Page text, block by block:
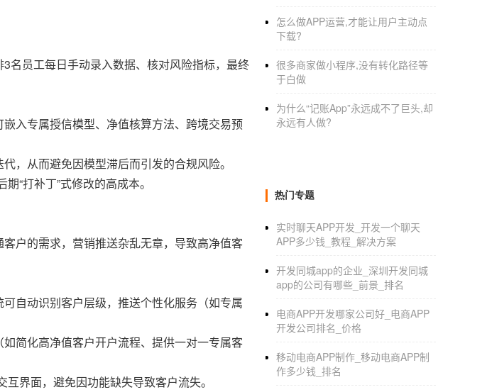
名员工每日手动录入数据、核对风险指标，最终
入专属授信模型、净值核算方法、跨境交易预
，从而避免因模型滞后而引发的合规风险。
“打补丁”式修改的高成本。
户的需求，营销推送杂乱无章，导致高净值客
自动识别客户层级，推送个性化服务（如专属
简化高净值客户开户流程、提供一对一专属客
界面，避免因功能缺失导致客户流失。
怎么做APP运营,才能让用户主动点
下载?
很多商家做小程序,没有转化路径等
于白做
为什么“记账App”永远成不了巨头,却
永远有人做?
热门专题
实时聊天APP开发_开发一个聊天
APP多少钱_教程_解决方案
开发同城app的企业_深圳开发同城
app的公司有哪些_前景_排名
电商APP开发哪家公司好_电商APP
开发公司排名_价格
移动电商APP制作_移动电商APP制
作多少钱_排名